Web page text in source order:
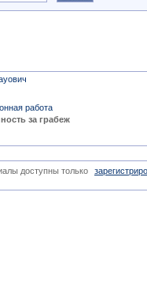
работа
за грабеж
доступны только